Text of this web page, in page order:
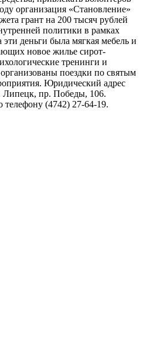
организация «Становление»
грант на 200 тысяч рублей
политики в рамках
деньги была мягкая мебель и
новое жилье сирот-
тренинги и
поездки по святым
Юридический адрес
пр. Победы, 106.
(4742) 27-64-19.